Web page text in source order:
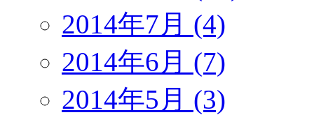
2014年7月 (4)
2014年6月 (7)
2014年5月 (3)